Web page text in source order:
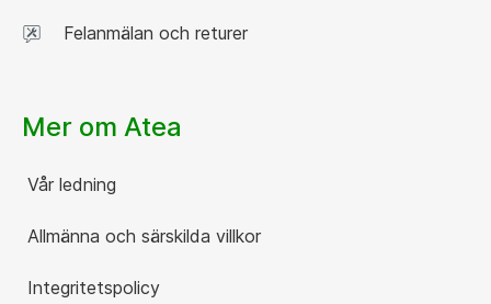
Felanmälan och returer
Mer om Atea
Vår ledning
Allmänna och särskilda villkor
Integritetspolicy